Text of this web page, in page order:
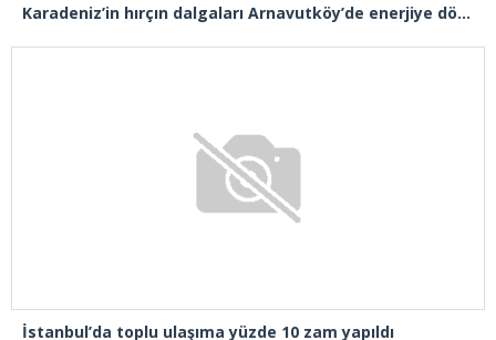
Karadeniz’in hırçın dalgaları Arnavutköy’de enerjiye dönüştü
İstanbul’da toplu ulaşıma yüzde 10 zam yapıldı